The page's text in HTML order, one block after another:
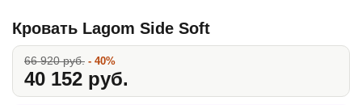
Кровать Lagom Side Soft
66 920 руб. - 40%
40 152 руб.